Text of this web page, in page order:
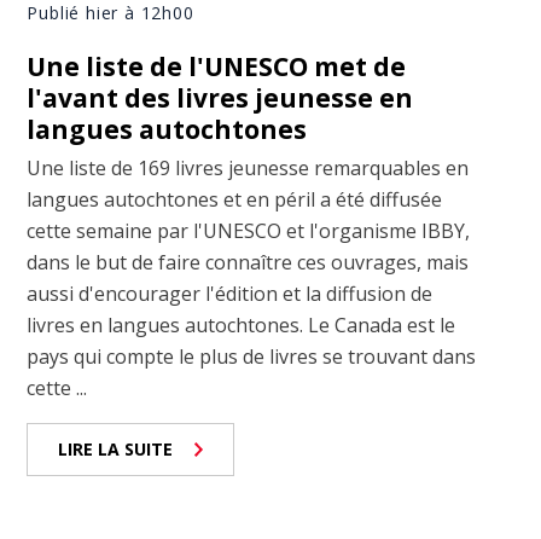
Publié hier à 12h00
Une liste de l'UNESCO met de
l'avant des livres jeunesse en
langues autochtones
Une liste de 169 livres jeunesse remarquables en
langues autochtones et en péril a été diffusée
cette semaine par l'UNESCO et l'organisme IBBY,
dans le but de faire connaître ces ouvrages, mais
aussi d'encourager l'édition et la diffusion de
livres en langues autochtones. Le Canada est le
pays qui compte le plus de livres se trouvant dans
cette ...
LIRE LA SUITE